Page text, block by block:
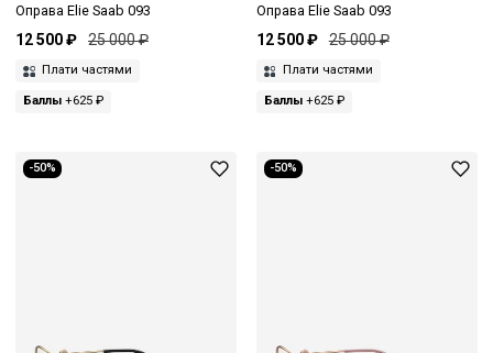
Оправа Elie Saab 093
12 500 ₽ 25 000 ₽
Плати частями
Баллы +625 ₽
Оправа Elie Saab 093
12 500 ₽ 25 000 ₽
Плати частями
Баллы+625 ₽
-50% -50%